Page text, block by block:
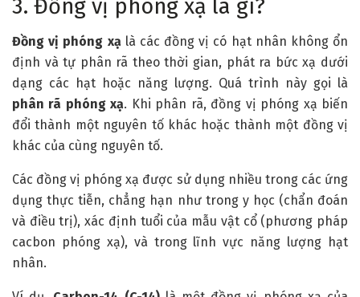
3. Đồng vị phóng xạ là gì?
Đồng vị phóng xạlà các đồng vị có hạt nhân không ổn
định và tự phân rã theo thời gian, phát ra bức xạ dưới
dạng các hạt hoặc năng lượng. Quá trình này gọi là
phân rã phóng xạ. Khi phân rã, đồng vị phóng xạ biến
đổi thành một nguyên tố khác hoặc thành một đồng vị
khác của cùng nguyên tố.
Các đồng vị phóng xạ được sử dụng nhiều trong các ứng
dụng thực tiễn, chẳng hạn như trong y học (chẩn đoán
và điều trị), xác định tuổi của mẫu vật cổ (phương pháp
cacbon phóng xạ), và trong lĩnh vực năng lượng hạt
nhân.